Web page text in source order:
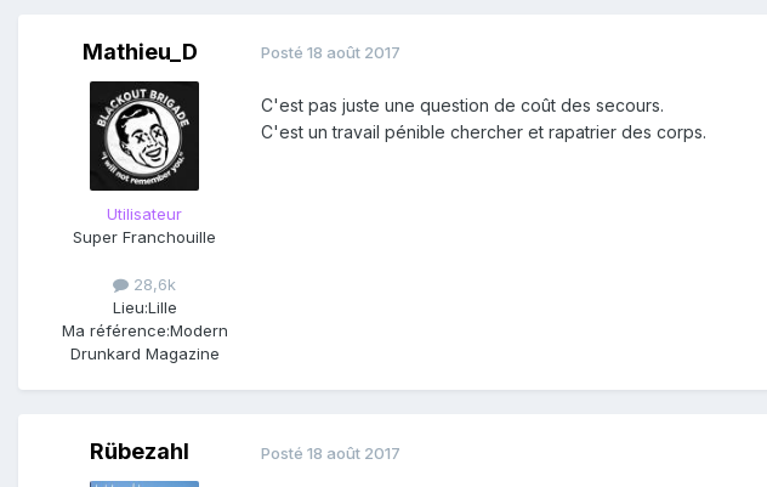
Mathieu_D
Utilisateur
Super Franchouille
28,6k
Lieu:Lille
Ma référence:Modern
Drunkard Magazine
Posté 18 août 2017
C'est pas juste une question de coût des secours.
C'est un travail pénible chercher et rapatrier des corps.
Rübezahl Posté 18 août 2017